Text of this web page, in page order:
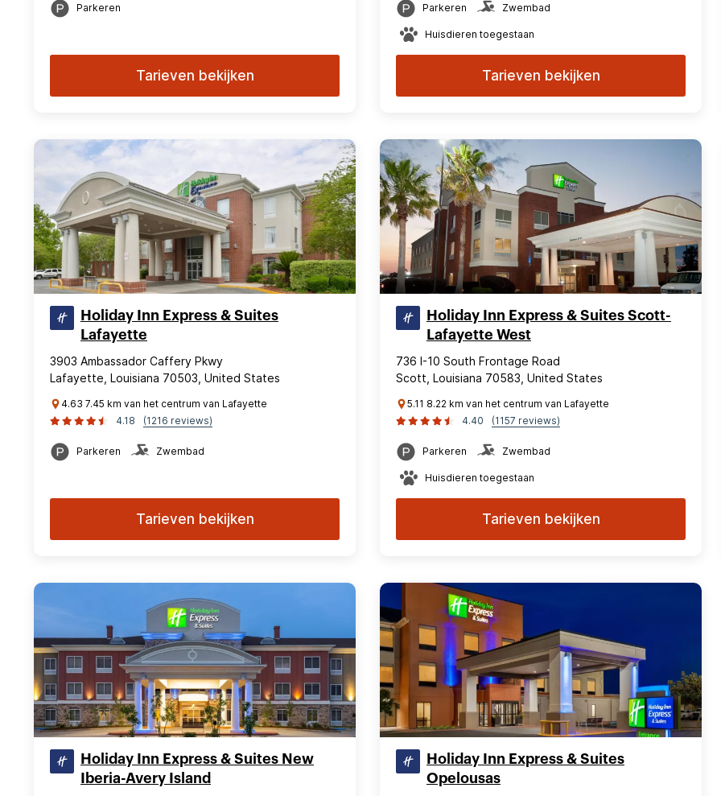
Parkeren
Tarieven bekijken
Parkeren Zwembad
Huisdieren toegestaan
Tarieven bekijken
Holiday Inn Express & Suites
Lafayette
3903 Ambassador Caffery Pkwy
Lafayette, Louisiana 70503, United States
4.63 7.45 km van het centrum van Lafayette
4.18
(1216 reviews)
Parkeren Zwembad
Tarieven bekijken
Holiday Inn Express & Suites Scott-
Lafayette West
736 I-10 South Frontage Road
Scott, Louisiana 70583, United States
5.11 8.22 km van het centrum van Lafayette
4.40
(1157 reviews)
Parkeren Zwembad
Huisdieren toegestaan
Tarieven bekijken
Holiday Inn Express & Suites New
Iberia-Avery Island
Holiday Inn Express & Suites
Opelousas